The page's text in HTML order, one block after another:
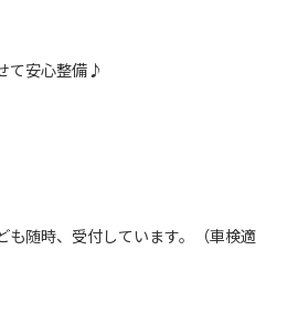
て安心整備♪
も随時、受付しています。（車検適